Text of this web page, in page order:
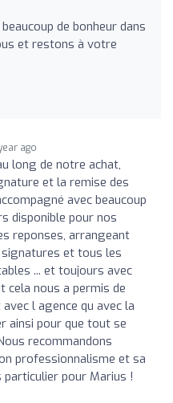
de bonheur dans
et restons à votre
ago
long de notre achat,
et la remise des
avec beaucoup
disponible pour nos
reponses, arrangeant
et tous les
... et toujours avec
cela nous a permis de
l agence qu avec la
ainsi pour que tout se
recommandons
professionnalisme et sa
pour Marius !